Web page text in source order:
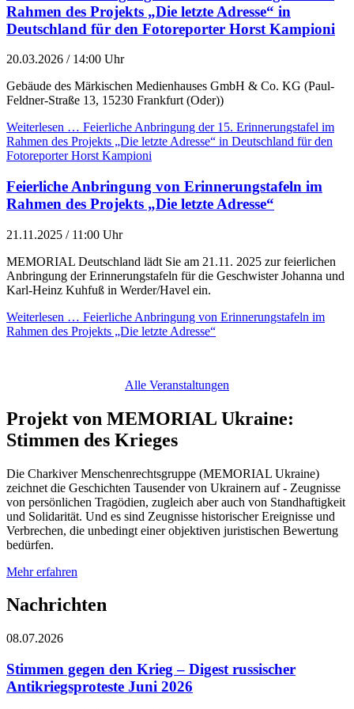
Rahmen des Projekts „Die letzte Adresse“ in
Deutschland für den Fotoreporter Horst Kampioni
20.03.2026 / 14:00 Uhr
Gebäude des Märkischen Medienhauses GmbH & Co. KG (Paul-
Feldner-Straße 13, 15230 Frankfurt (Oder))
Weiterlesen … Feierliche Anbringung der 15. Erinnerungstafel im
Rahmen des Projekts „Die letzte Adresse“ in Deutschland für den
Fotoreporter Horst Kampioni
Feierliche Anbringung von Erinnerungstafeln im
Rahmen des Projekts „Die letzte Adresse“
21.11.2025 / 11:00 Uhr
MEMORIAL Deutschland lädt Sie am 21.11. 2025 zur feierlichen
Anbringung der Erinnerungstafeln für die Geschwister Johanna und
Karl-Heinz Kuhfuß in Werder/Havel ein.
Weiterlesen … Feierliche Anbringung von Erinnerungstafeln im
Rahmen des Projekts „Die letzte Adresse“
Alle Veranstaltungen
Projekt von MEMORIAL Ukraine:
Stimmen des Krieges
Die Charkiver Menschenrechtsgruppe (MEMORIAL Ukraine)
zeichnet die Geschichten Tausender von Ukrainern auf - Zeugnisse
von persönlichen Tragödien, zugleich aber auch von Standhaftigkeit
und Solidarität. Und es sind Zeugnisse historischer Ereignisse und
Verbrechen, die unbedingt einer objektiven juristischen Bewertung
bedürfen.
Mehr erfahren
Nachrichten
08.07.2026
Stimmen gegen den Krieg – Digest russischer
Antikriegsproteste Juni 2026